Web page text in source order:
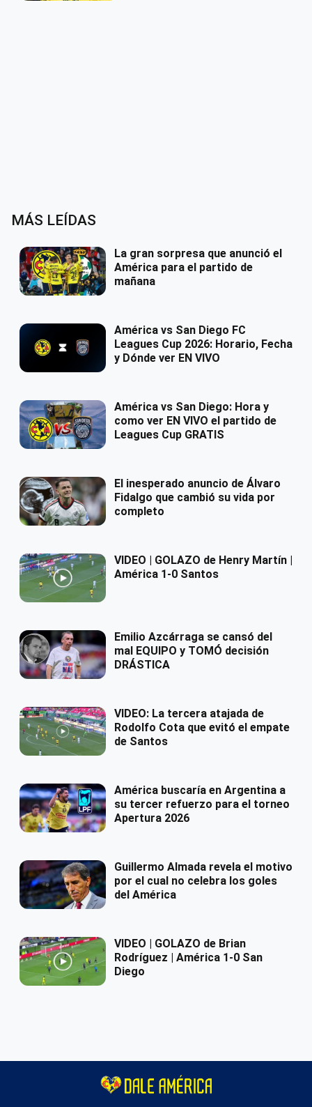
MÁS LEÍDAS
La gran sorpresa que anunció el
América para el partido de
mañana
América vs San Diego FC
Leagues Cup 2026: Horario, Fecha
y Dónde ver EN VIVO
América vs San Diego: Hora y
como ver EN VIVO el partido de
Leagues Cup GRATIS
El inesperado anuncio de Álvaro
Fidalgo que cambió su vida por
completo
VIDEO | GOLAZO de Henry Martín |
América 1-0 Santos
Emilio Azcárraga se cansó del
mal EQUIPO y TOMÓ decisión
DRÁSTICA
VIDEO: La tercera atajada de
Rodolfo Cota que evitó el empate
de Santos
América buscaría en Argentina a
su tercer refuerzo para el torneo
Apertura 2026
Guillermo Almada revela el motivo
por el cual no celebra los goles
del América
VIDEO | GOLAZO de Brian
Rodríguez | América 1-0 San
Diego